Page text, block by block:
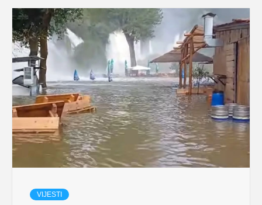
VIJESTI